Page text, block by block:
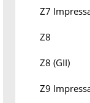
Z7
Z8
Z8 (GII)
Z9